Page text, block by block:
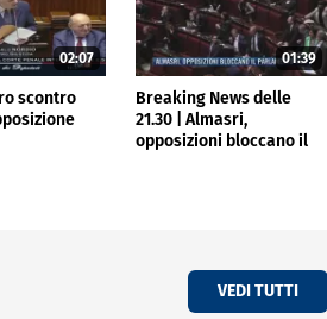
02:07
scontro
01:39
Breaking News delle
21.30 | Almasri,
opposizioni bloccano il
VEDI TUTTI